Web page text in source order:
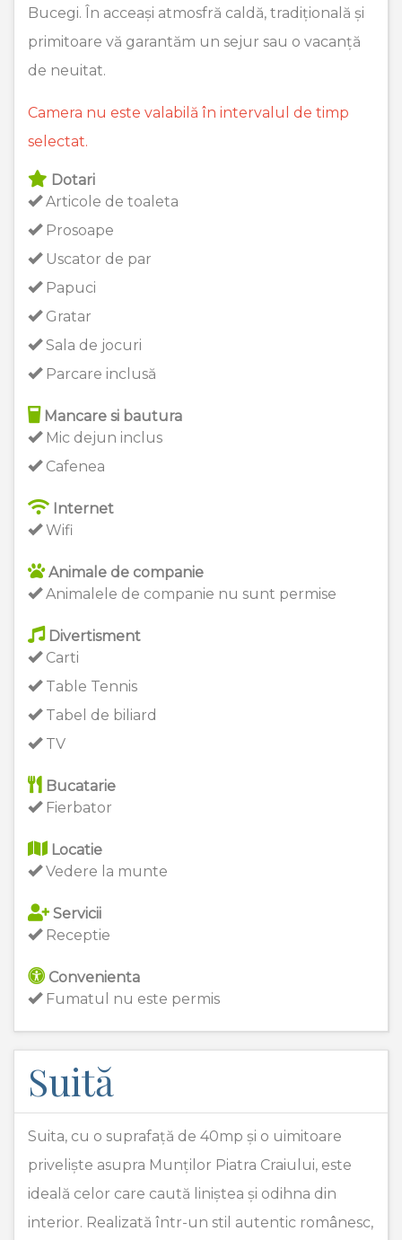
Bucegi. În acceași atmosfră caldă, tradițională și
primitoare vă garantăm un sejur sau o vacanță
de neuitat.
Camera nu este valabilă în intervalul de timp
selectat.
Dotari
Articole de toaleta
Prosoape
Uscator de par
Papuci
Gratar
Sala de jocuri
Parcare inclusă
Mancare si bautura
Mic dejun inclus
Cafenea
Internet
Wifi
Animale de companie
Animalele de companie nu sunt permise
Divertisment
Carti
Table Tennis
Tabel de biliard
TV
Bucatarie
Fierbator
Locatie
Vedere la munte
Servicii
Receptie
Convenienta
Fumatul nu este permis
Suită
Suita, cu o suprafață de 40mp și o uimitoare
priveliște asupra Munților Piatra Craiului, este
ideală celor care caută liniștea și odihna din
interior. Realizată într-un stil autentic românesc,